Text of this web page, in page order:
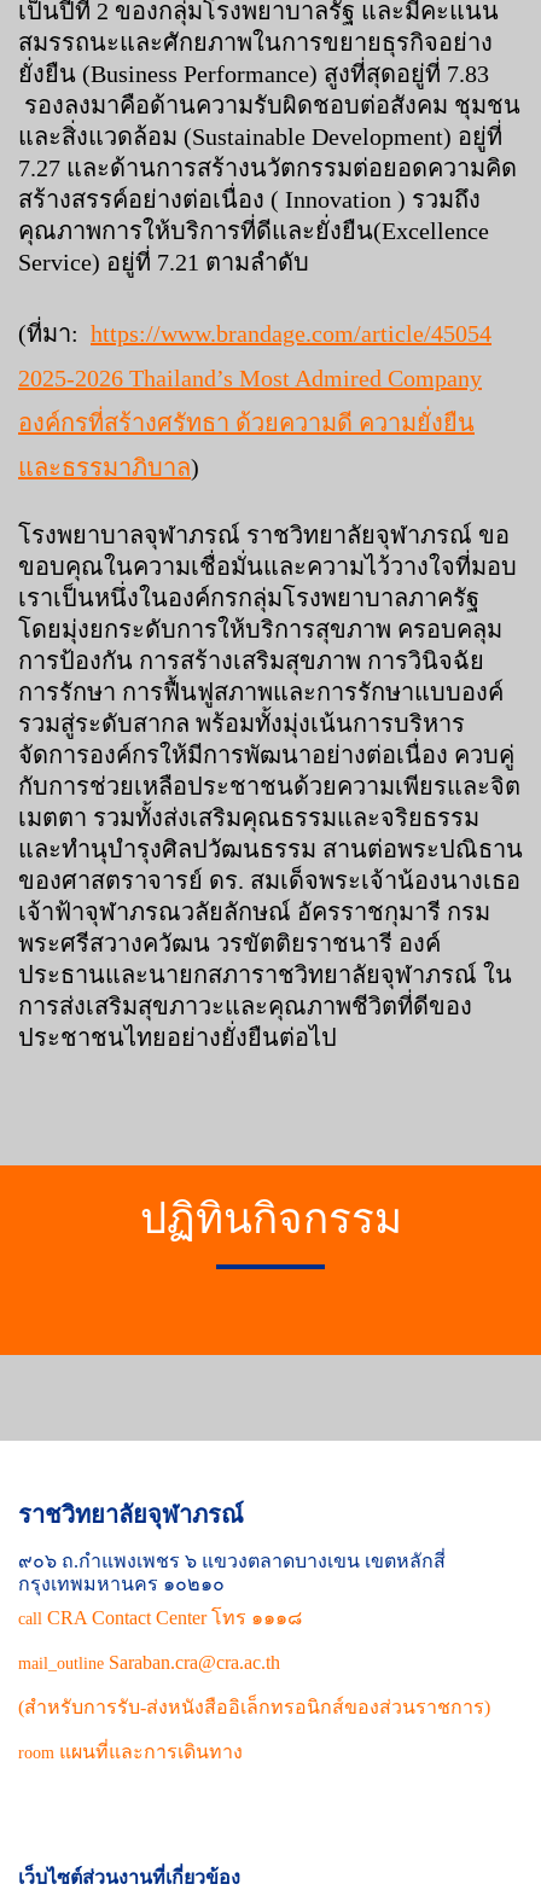
เป็นปีที่ 2 ของกลุ่มโรงพยาบาลรัฐ และมีคะแนน
สมรรถนะและศักยภาพในการขยายธุรกิจอย่าง
ยั่งยืน (Business Performance) สูงที่สุดอยู่ที่ 7.83
รองลงมาคือด้านความรับผิดชอบต่อสังคม ชุมชน
และสิ่งแวดล้อม (Sustainable Development) อยู่ที่
7.27 และด้านการสร้างนวัตกรรมต่อยอดความคิด
สร้างสรรค์อย่างต่อเนื่อง ( Innovation ) รวมถึง
คุณภาพการให้บริการที่ดีและยั่งยืน(Excellence
Service) อยู่ที่ 7.21 ตามลำดับ
(ที่มา: https://www.brandage.com/article/45054
2025-2026 Thailand’s Most Admired Company
องค์กรที่สร้างศรัทธา ด้วยความดี ความยั่งยืน
และธรรมาภิบาล)
โรงพยาบาลจุฬาภรณ์ ราชวิทยาลัยจุฬาภรณ์ ขอ
ขอบคุณในความเชื่อมั่นและความไว้วางใจที่มอบ
เราเป็นหนึ่งในองค์กรกลุ่มโรงพยาบาลภาครัฐ
โดยมุ่งยกระดับการให้บริการสุขภาพ ครอบคลุม
การป้องกัน การสร้างเสริมสุขภาพ การวินิจฉัย
การรักษา การฟื้นฟูสภาพและการรักษาแบบองค์
รวมสู่ระดับสากล พร้อมทั้งมุ่งเน้นการบริหาร
จัดการองค์กรให้มีการพัฒนาอย่างต่อเนื่อง ควบคู่
กับการช่วยเหลือประชาชนด้วยความเพียรและจิต
เมตตา รวมทั้งส่งเสริมคุณธรรมและจริยธรรม
และทำนุบำรุงศิลปวัฒนธรรม สานต่อพระปณิธาน
ของศาสตราจารย์ ดร. สมเด็จพระเจ้าน้องนางเธอ
เจ้าฟ้าจุฬาภรณวลัยลักษณ์ อัครราชกุมารี กรม
พระศรีสวางควัฒน วรขัตติยราชนารี องค์
ประธานและนายกสภาราชวิทยาลัยจุฬาภรณ์ ใน
การส่งเสริมสุขภาวะและคุณภาพชีวิตที่ดีของ
ประชาชนไทยอย่างยั่งยืนต่อไป
ปฏิทินกิจกรรม
ราชวิทยาลัยจุฬาภรณ์
๙๐๖ ถ.กำแพงเพชร ๖ แขวงตลาดบางเขน เขตหลักสี่
กรุงเทพมหานคร ๑๐๒๑๐
call CRA Contact Center โทร ๑๑๑๘
mail_outline Saraban.cra@cra.ac.th
(สำหรับการรับ-ส่งหนังสืออิเล็กทรอนิกส์ของส่วนราชการ)
room แผนที่และการเดินทาง
เว็บไซต์ส่วนงานที่เกี่ยวข้อง